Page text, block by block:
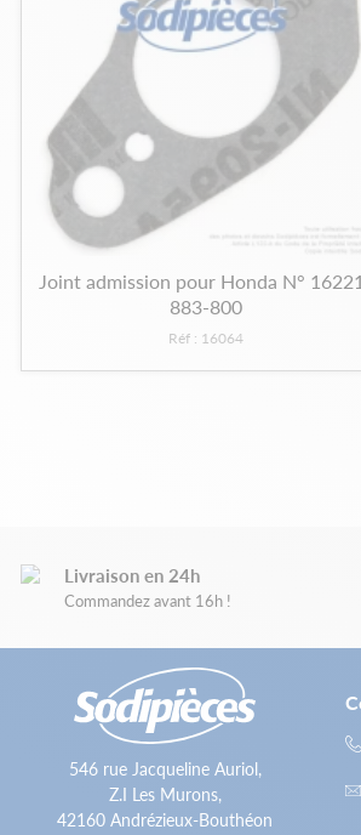
Joint admission pour Honda N°
883-800
Réf : 16064
Livraison en 24h
Commandez avant 16h !
546 rue Jacqueline Auriol,
Z.I Les Murons,
42160 Andrézieux-Bouthéon